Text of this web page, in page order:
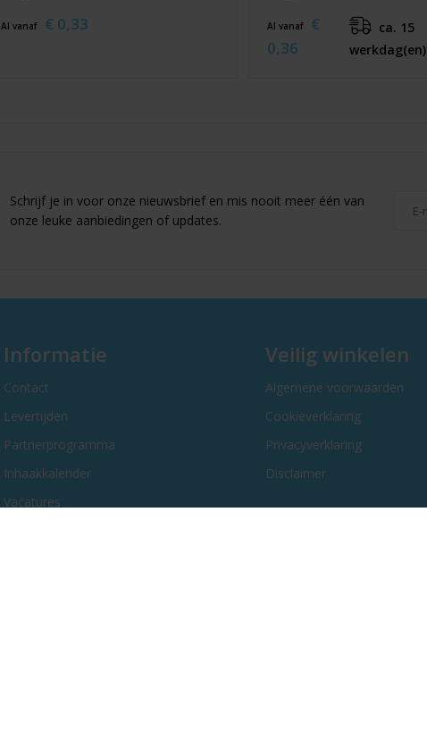
Al vanaf € 0,33 Al vanaf
€
0,36
ca. 15
werkdag(en)
Schrijf je in voor onze nieuwsbrief en mis nooit meer één van
onze leuke aanbiedingen of updates.
Informatie
Contact
Levertijden
Partnerprogramma
Inhaakkalender
Vacatures
Veilig winkelen
Algemene voorwaarden
Cookieverklaring
Privacyverklaring
Disclaimer